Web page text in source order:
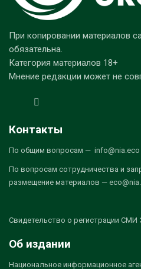
При копировании материалов
обязательна.
Категория материалов 18+
Мнение редакции может не
Контакты
По общим вопросам — info@nia.eco
По вопросам сотрудничества и
размещение материалов —
Свидетельство о регистрации
Об издании
Национальное информационное